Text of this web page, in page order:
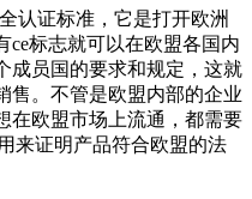
认证标准，它是打开欧洲
ce标志就可以在欧盟各国内
成员国的要求和规定，这就
售。不管是欧盟内部的企业
在欧盟市场上流通，都需要
来证明产品符合欧盟的法